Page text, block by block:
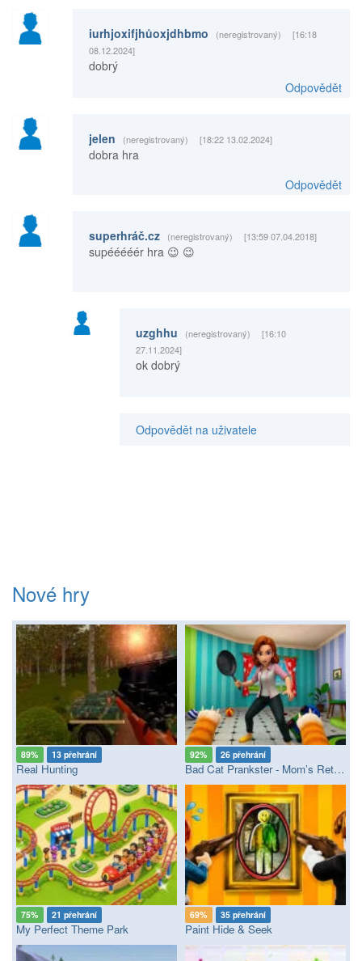
iurhjoxifjhůoxjdhbmo (neregistrovaný)
[16:18
08.12.2024]
dobrý
Odpovědět
jelen (neregistrovaný) [18:22 13.02.2024]
dobra hra
Odpovědět
superhráč.cz (neregistrovaný) [13:59 07.04.2018]
supééééér hra 😉 😉
uzghhu (neregistrovaný)
[16:10
27.11.2024]
ok dobrý
Odpovědět na uživatele
Nové hry
89% 13 přehrání
Real Hunting
92% 26 přehrání
Bad Cat Prankster - Mom’s Return
75% 21 přehrání
My Perfect Theme Park
69% 35 přehrání
Paint Hide & Seek